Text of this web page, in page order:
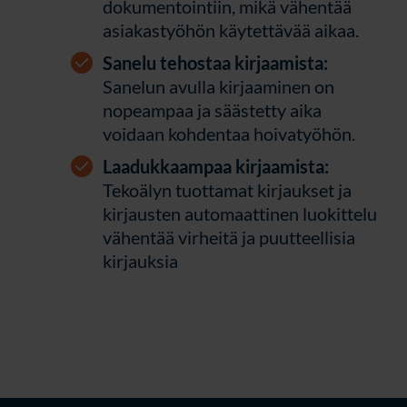
dokumentointiin, mikä vähentää
asiakastyöhön käytettävää aikaa.
Sanelu tehostaa kirjaamista:
Sanelun avulla kirjaaminen on
nopeampaa ja säästetty aika
voidaan kohdentaa hoivatyöhön.
Laadukkaampaa kirjaamista:
Tekoälyn tuottamat kirjaukset ja
kirjausten automaattinen luokittelu
vähentää virheitä ja puutteellisia
kirjauksia